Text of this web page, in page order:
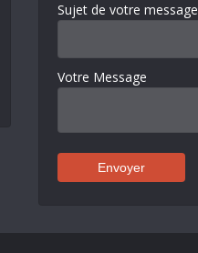
Sujet de votre message
Votre Message